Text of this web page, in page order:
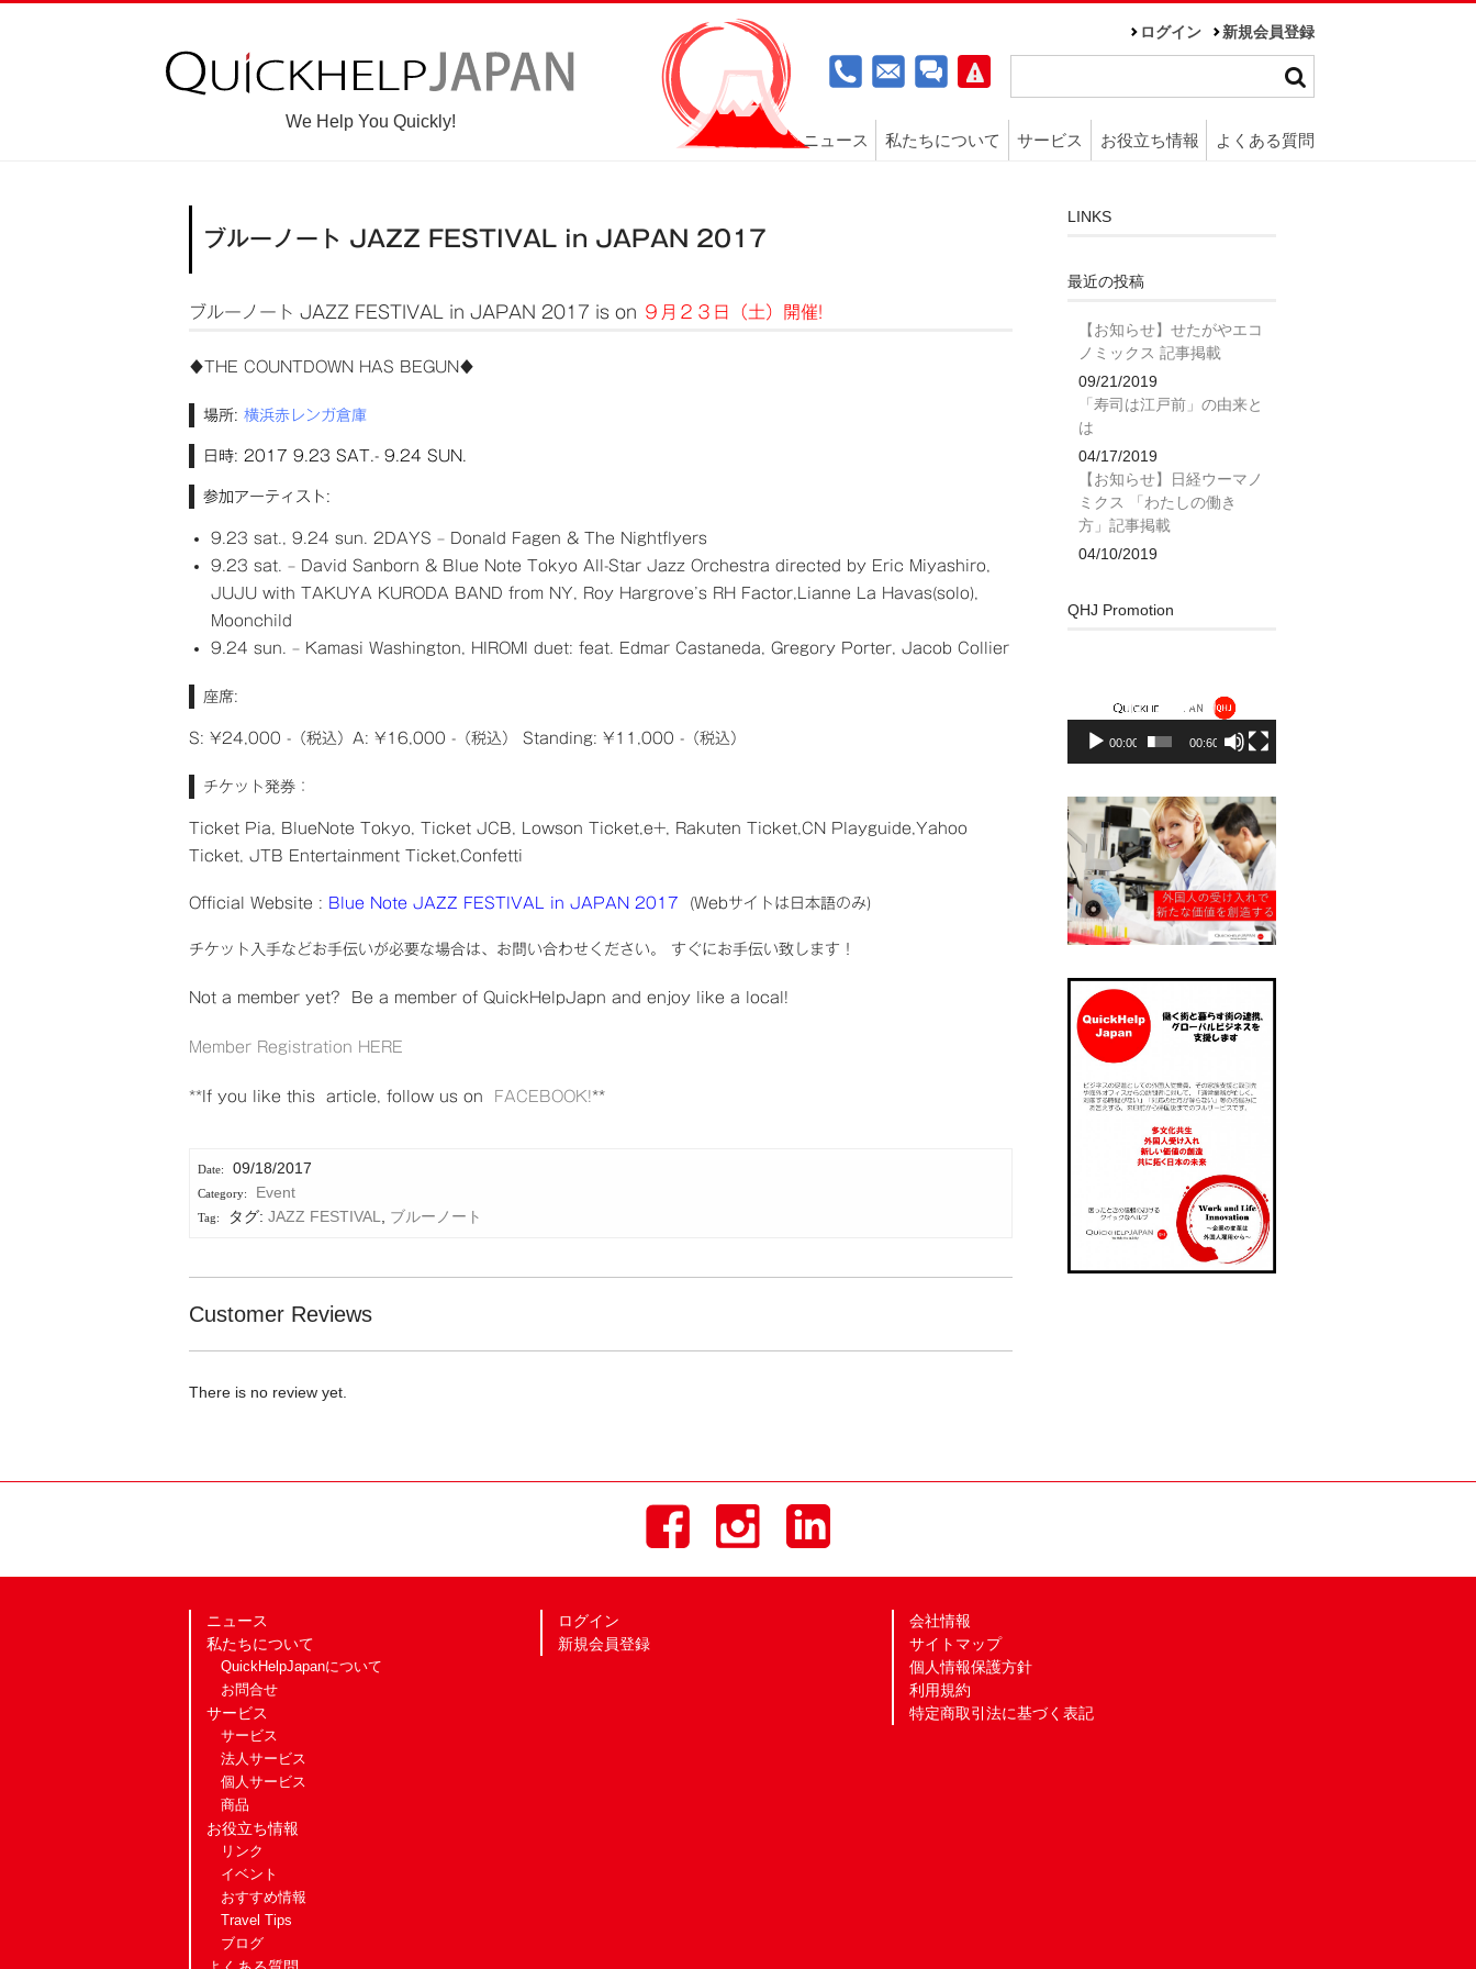
We Help You Quickly!
ログイン 新規会員登録
ニュース 私たちについて サービス お役立ち情報 よくある質問
ブルーノート JAZZ FESTIVAL in JAPAN 2017
ブルーノート JAZZ FESTIVAL in JAPAN 2017 is on ９月２３日（土）開催!
♦THE COUNTDOWN HAS BEGUN♦
場所: 横浜赤レンガ倉庫
日時: 2017 9.23 SAT.- 9.24 SUN.
参加アーティスト:
9.23 sat., 9.24 sun. 2DAYS – Donald Fagen & The Nightflyers
9.23 sat. – David Sanborn & Blue Note Tokyo All-Star Jazz Orchestra directed by Eric Miyashiro,
JUJU with TAKUYA KURODA BAND from NY, Roy Hargrove’s RH Factor,Lianne La Havas(solo),
Moonchild
9.24 sun. – Kamasi Washington, HIROMI duet: feat. Edmar Castaneda, Gregory Porter, Jacob Collier
座席:
S: ¥24,000 -（税込）A: ¥16,000 -（税込） Standing: ¥11,000 -（税込）
チケット発券：
Ticket Pia, BlueNote Tokyo, Ticket JCB, Lowson Ticket,e+, Rakuten Ticket,CN Playguide,Yahoo
Ticket, JTB Entertainment Ticket,Confetti
Official Website : Blue Note JAZZ FESTIVAL in JAPAN 2017 (Webサイトは日本語のみ)
チケット入手などお手伝いが必要な場合は、お問い合わせください。 すぐにお手伝い致します！
Not a member yet? Be a member of QuickHelpJapn and enjoy like a local!
Member Registration HERE
**If you like this article, follow us on FACEBOOK!**
09/18/2017
Event
タグ: JAZZ FESTIVAL ブルーノート
Customer Reviews
There is no review yet.
LINKS
最近の投稿
【お知らせ】せたがやエコ
ノミックス 記事掲載
09/21/2019
「寿司は江戸前」の由来と
は
04/17/2019
【お知らせ】日経ウーマノ
ミクス 「わたしの働き
方」記事掲載
04/10/2019
QHJ Promotion
レ
ー
00:00 00:60
ニュース
私たちについて
QuickHelpJapanについて
お問合せ
サービス
サービス
法人サービス
個人サービス
商品
お役立ち情報
リンク
イベント
おすすめ情報
Travel Tips
ブログ
ログイン
新規会員登録
会社情報
サイトマップ
個人情報保護方針
利用規約
特定商取引法に基づく表記